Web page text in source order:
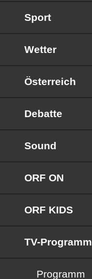
Sport
Wetter
Österreich
Debatte
Sound
ORF ON
ORF KIDS
TV-Programm
Programm